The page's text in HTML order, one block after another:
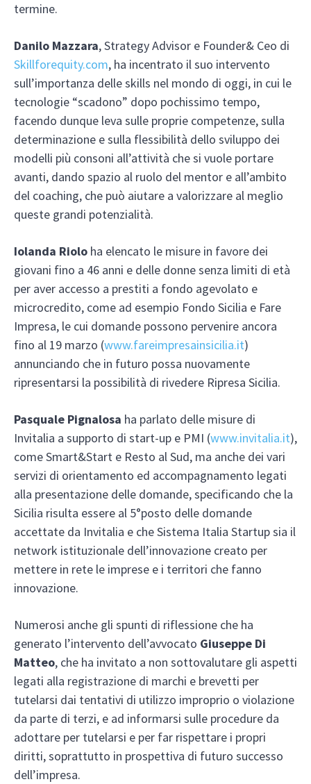
termine.
Danilo Mazzara, Strategy Advisor e Founder& Ceo di
Skillforequity.com, ha incentrato il suo intervento
sull’importanza delle skills nel mondo di oggi, in cui le
tecnologie “scadono” dopo pochissimo tempo,
facendo dunque leva sulle proprie competenze, sulla
determinazione e sulla flessibilità dello sviluppo dei
modelli più consoni all’attività che si vuole portare
avanti, dando spazio al ruolo del mentor e all’ambito
del coaching, che può aiutare a valorizzare al meglio
queste grandi potenzialità.
Iolanda Riolo ha elencato le misure in favore dei
giovani fino a 46 anni e delle donne senza limiti di età
per aver accesso a prestiti a fondo agevolato e
microcredito, come ad esempio Fondo Sicilia e Fare
Impresa, le cui domande possono pervenire ancora
fino al 19 marzo (www.fareimpresainsicilia.it)
annunciando che in futuro possa nuovamente
ripresentarsi la possibilità di rivedere Ripresa Sicilia.
Pasquale Pignalosa ha parlato delle misure di
Invitalia a supporto di start-up e PMI (www.invitalia.it),
come Smart&Start e Resto al Sud, ma anche dei vari
servizi di orientamento ed accompagnamento legati
alla presentazione delle domande, specificando che la
Sicilia risulta essere al 5°posto delle domande
accettate da Invitalia e che Sistema Italia Startup sia il
network istituzionale dell’innovazione creato per
mettere in rete le imprese e i territori che fanno
innovazione.
Numerosi anche gli spunti di riflessione che ha
generato l’intervento dell’avvocato Giuseppe Di
Matteo, che ha invitato a non sottovalutare gli aspetti
legati alla registrazione di marchi e brevetti per
tutelarsi dai tentativi di utilizzo improprio o violazione
da parte di terzi, e ad informarsi sulle procedure da
adottare per tutelarsi e per far rispettare i propri
diritti, soprattutto in prospettiva di futuro successo
dell’impresa.